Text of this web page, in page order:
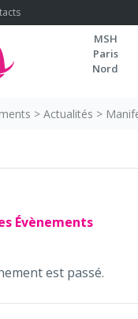
MSH
Paris
Nord
> Actualités >
Évènements
est passé.